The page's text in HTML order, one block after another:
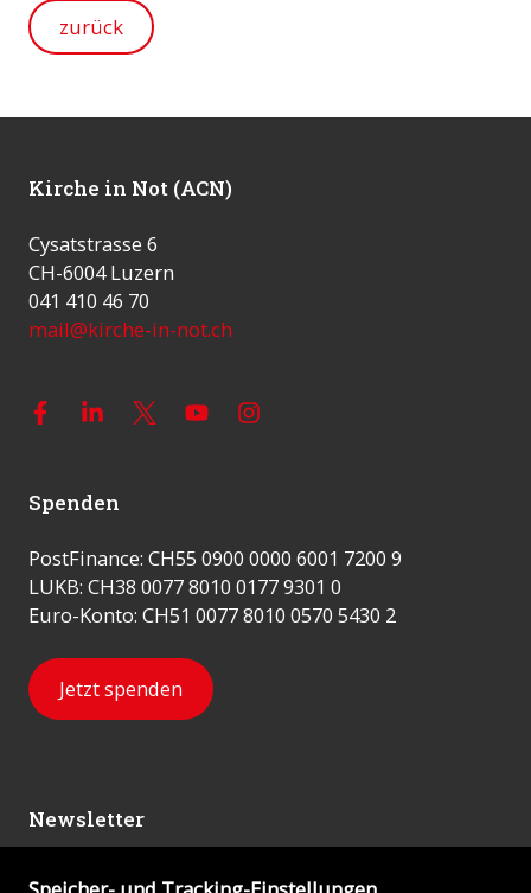
zurück
Kirche in Not (ACN)
Cysatstrasse 6
CH-6004 Luzern
041 410 46 70
mail@kirche-in-not.ch
Spenden
PostFinance: CH55 0900 0000 6001 7200 9
LUKB: CH38 0077 8010 0177 9301 0
Euro-Konto: CH51 0077 8010 0570 5430 2
Jetzt spenden
Newsletter